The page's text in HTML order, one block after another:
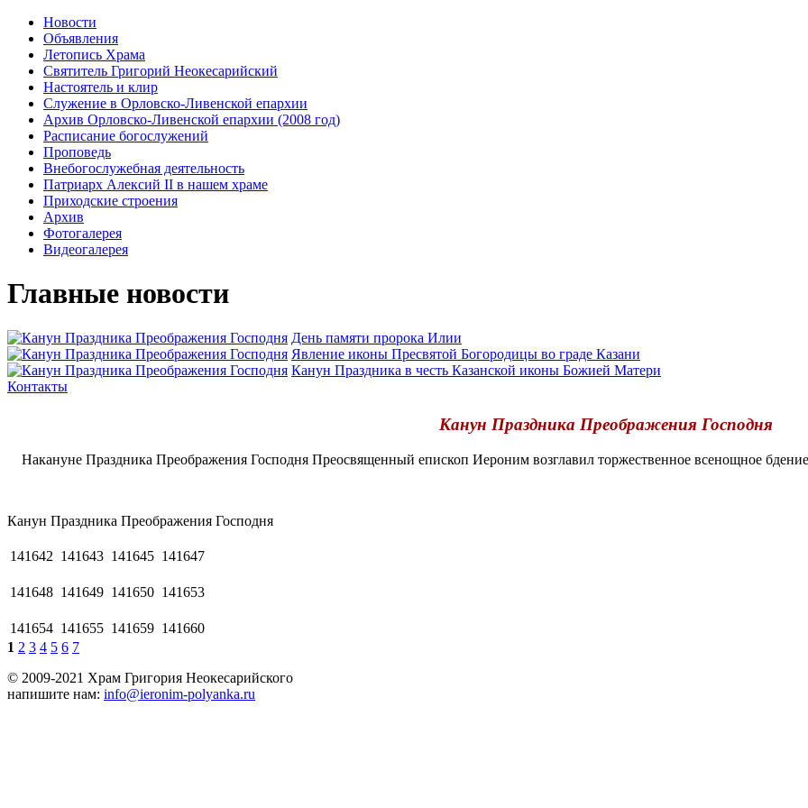
Новости
Объявления
Летопись Храма
Святитель Григорий Неокесарийский
Настоятель и клир
Служение в Орловско-Ливенской епархии
Архив Орловско-Ливенской епархии (2008 год)
Расписание богослужений
Проповедь
Внебогослужебная деятельность
Патриарх Алексий II в нашем храме
Приходские строения
Архив
Фотогалерея
Видеогалерея
Главные новости
День памяти пророка Илии
Явлeние иконы Пресвятой Богородицы во граде Казани
Канун Праздника в честь Казанской иконы Божией Матери
Контакты
Канун Праздника Преображения Господня
Накануне Праздника Преображения Господня Преосвященный епископ Иероним возглавил торжественное всенощное
Канун Праздника Преображения Господня
141642 141643 141645 141647
141648 141649 141650 141653
141654 141655 141659 141660
1 2 3 4 5 6 7
© 2009-2021 Храм Григория Неокесарийского
напишите нам: info@ieronim-polyanka.ru